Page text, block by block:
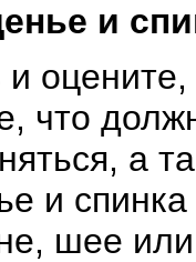
и
что
а
и
шее или